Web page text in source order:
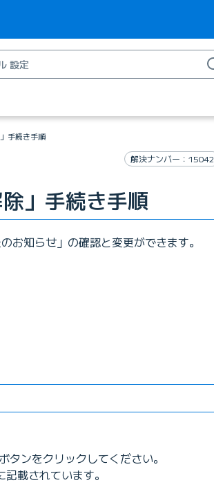
手続き手順
解決ナンバー：15042
」手続き手順
お知らせ」の確認と変更ができます。
ンをクリックしてください。
記載されています。